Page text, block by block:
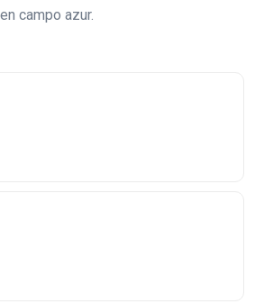
campo azur.